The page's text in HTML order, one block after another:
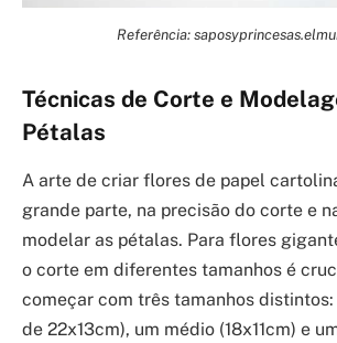
Referência:
Técnicas de Corte e
Pétalas
A arte de criar flores de papel
grande parte, na precisão do corte e
modelar as pétalas. Para flores
o corte em diferentes tamanhos é
começar com três tamanhos
de 22x13cm), um médio (18x11cm) e